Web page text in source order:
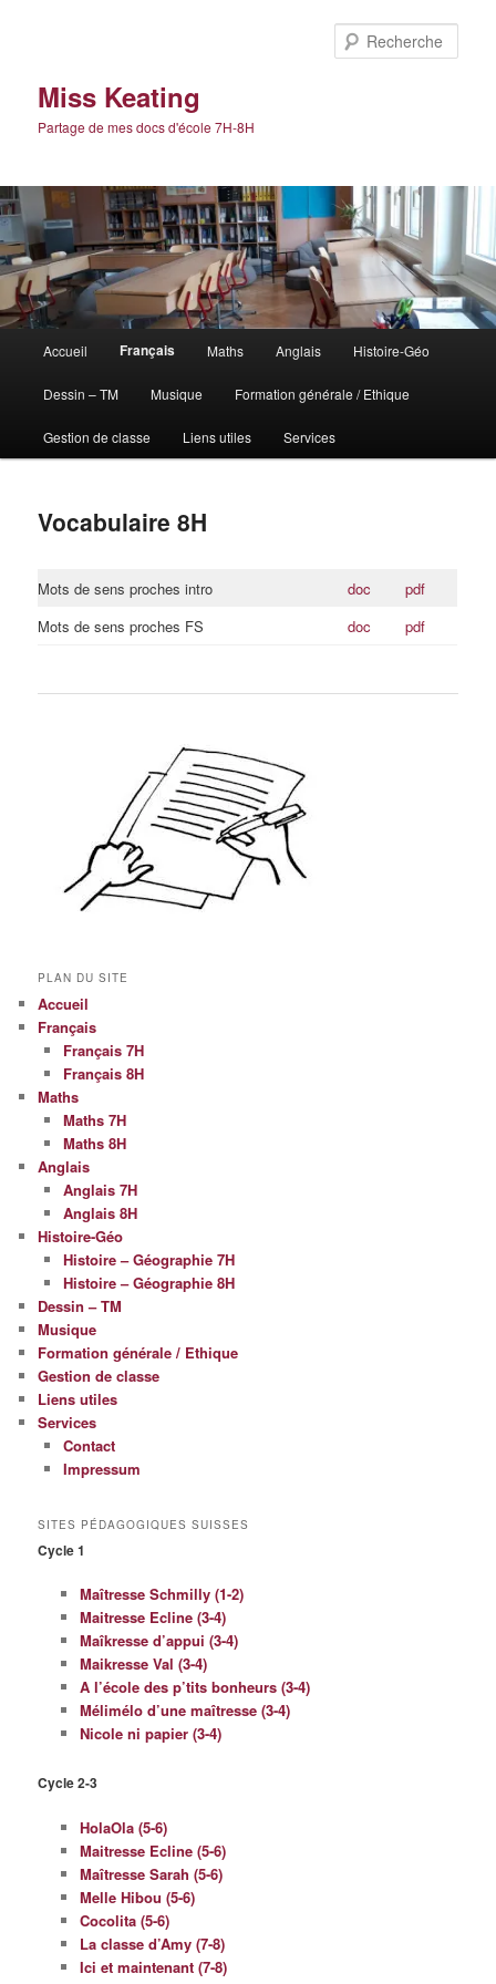
Miss Keating
Partage de mes docs d'école 7H-8H
principal
Accueil Français Maths Anglais Histoire-Géo
Dessin – TM Musique Formation générale / Ethique
Gestion de classe Liens utiles Services
Vocabulaire 8H
Mots de sens proches intro doc
pdf
Mots de sens proches FS
doc pdf
PLAN DU SITE
Accueil
Français
Français 7H
Français 8H
Maths
Maths 7H
Maths 8H
Anglais
Anglais 7H
Anglais 8H
Histoire-Géo
Histoire – Géographie 7H
Histoire – Géographie 8H
Dessin – TM
Musique
Formation générale / Ethique
Gestion de classe
Liens utiles
Services
Contact
Impressum
SITES PÉDAGOGIQUES SUISSES
Cycle 1
Maîtresse Schmilly (1-2)
Maitresse Ecline (3-4)
Maîkresse d’appui (3-4)
Maikresse Val (3-4)
A l’école des p’tits bonheurs (3-4)
Mélimélo d’une maîtresse (3-4)
Nicole ni papier (3-4)
Cycle 2-3
HolaOla (5-6)
Maitresse Ecline (5-6)
Maîtresse Sarah (5-6)
Melle Hibou (5-6)
Cocolita (5-6)
La classe d’Amy (7-8)
Ici et maintenant (7-8)